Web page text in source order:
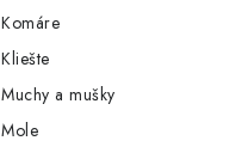
Komáre
Kliešte
Muchy a mušky
Mole